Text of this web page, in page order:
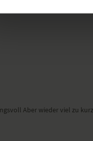
Aber wieder viel zu kurz